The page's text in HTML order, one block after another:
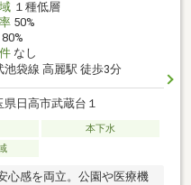
１種低層
50%
なし
池袋線 高麗駅 徒歩3分
県日高市武蔵台１
本下水
心感を両立。公園や医療機